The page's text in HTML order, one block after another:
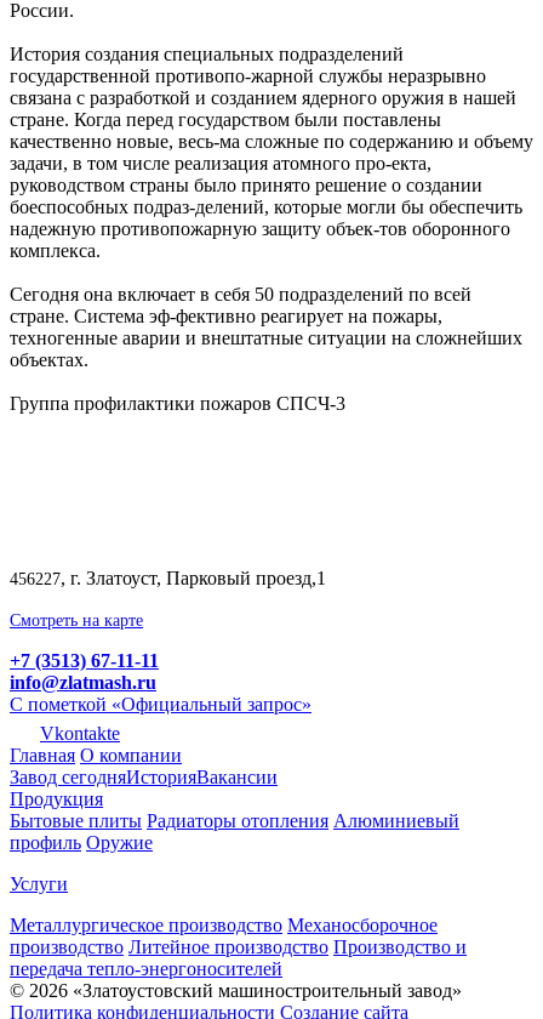
России.
История создания специальных подразделений
государственной противопо-жарной службы неразрывно
связана с разработкой и созданием ядерного оружия в нашей
стране. Когда перед государством были поставлены
качественно новые, весь-ма сложные по содержанию и объему
задачи, в том числе реализация атомного про-екта,
руководством страны было принято решение о создании
боеспособных подраз-делений, которые могли бы обеспечить
надежную противопожарную защиту объек-тов оборонного
комплекса.
Сегодня она включает в себя 50 подразделений по всей
стране. Система эф-фективно реагирует на пожары,
техногенные аварии и внештатные ситуации на сложнейших
объектах.
Группа профилактики пожаров СПСЧ-3
456227, г. Златоуст, Парковый проезд,1
Смотреть на карте
+7 (3513) 67-11-11
info@zlatmash.ru
С пометкой «Официальный запрос»
Vkontakte
Главная О компании
Завод сегодняИсторияВакансии
Продукция
Бытовые плиты Радиаторы отопления Алюминиевый
профиль Оружие
Услуги
Металлургическое производство Механосборочное
производство Литейное производство Производство и
передача тепло-энергоносителей
© 2026 «Златоустовский машиностроительный завод»
Политика конфиденциальности Создание сайта